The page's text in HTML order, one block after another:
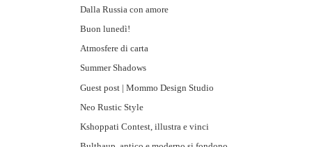
Dalla Russia con amore
Buon lunedì!
Atmosfere di carta
Summer Shadows
Guest post | Mommo Design Studio
Neo Rustic Style
Kshoppati Contest, illustra e vinci